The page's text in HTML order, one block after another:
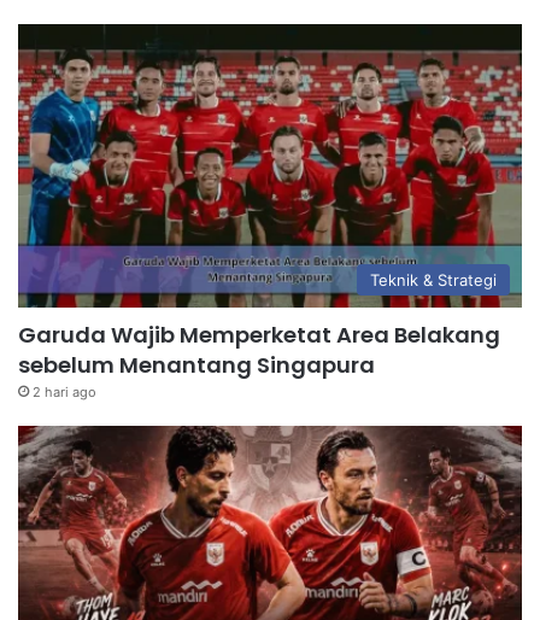
Teknik & Strategi
Garuda Wajib Memperketat Area Belakang
sebelum Menantang Singapura
2 hari ago